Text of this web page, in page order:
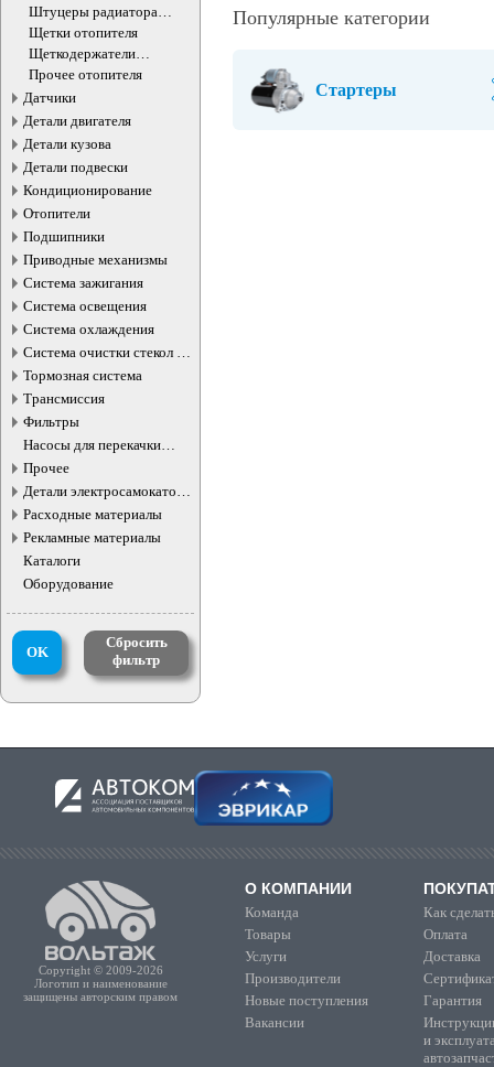
Штуцеры радиатора
отопителя
Щетки отопителя
Щеткодержатели
моторчика печки
Прочее отопителя
Датчики
Детали двигателя
Детали кузова
Детали подвески
Кондиционирование
Отопители
Подшипники
Приводные механизмы
Система зажигания
Система освещения
Система охлаждения
Система очистки стекол и
фар
Тормозная система
Трансмиссия
Фильтры
Насосы для перекачки
жидкостей
Прочее
Детали электросамокатов и
электротранспорта
Расходные материалы
Рекламные материалы
Каталоги
Оборудование
OK
Сбросить
фильтр
Популярные категории
Стартеры
Copyright © 2009-2026
Логотип и наименование
защищены авторским правом
О КОМПАНИИ
Команда
Товары
Услуги
Производители
Новые поступления
Вакансии
Как
Оплата
Доставка
Гарантия
и